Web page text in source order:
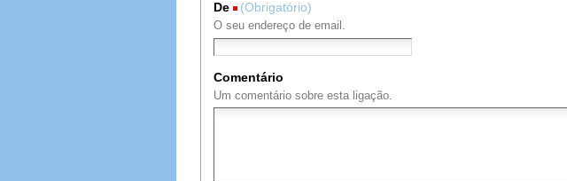
De (Obrigatório)
O seu endereço de email.
Comentário
Um comentário sobre esta ligação.